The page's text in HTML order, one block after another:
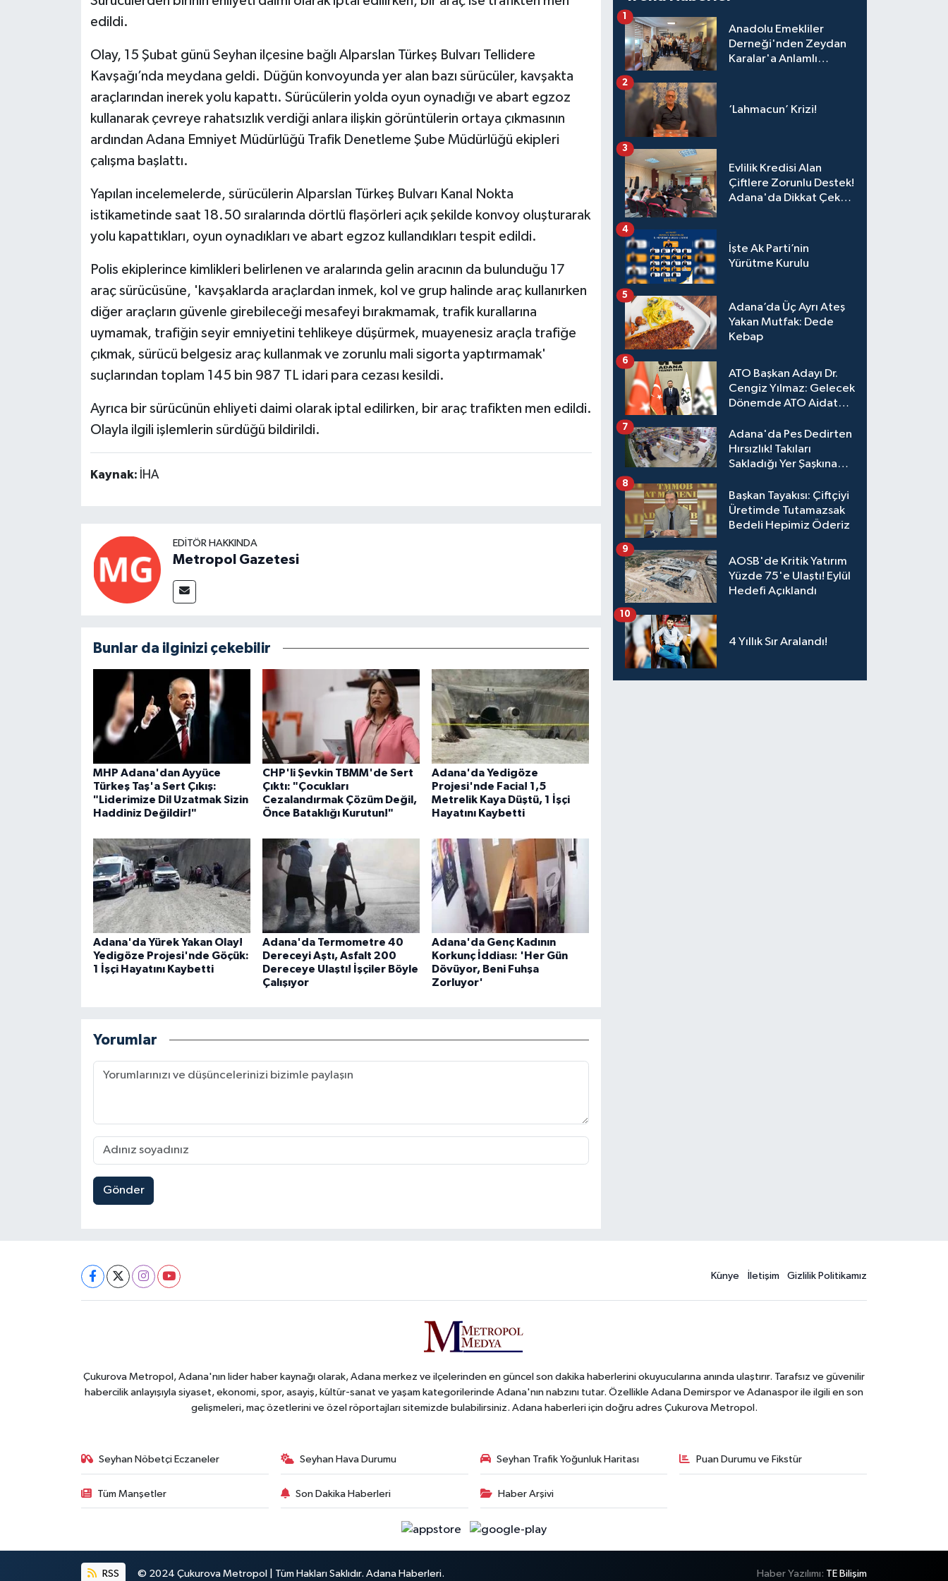
edildi.
Olay, 15 Şubat günü Seyhan ilçesine bağlı Alparslan Türkeş Bulvarı Tellidere
Kavşağı’nda meydana geldi. Düğün konvoyunda yer alan bazı sürücüler, kavşakta
araçlarından inerek yolu kapattı. Sürücülerin yolda oyun oynadığı ve abart egzoz
kullanarak çevreye rahatsızlık verdiği anlara ilişkin görüntülerin ortaya çıkmasının
ardından Adana Emniyet Müdürlüğü Trafik Denetleme Şube Müdürlüğü ekipleri
çalışma başlattı.
Yapılan incelemelerde, sürücülerin Alparslan Türkeş Bulvarı Kanal Nokta
istikametinde saat 18.50 sıralarında dörtlü flaşörleri açık şekilde konvoy oluşturarak
yolu kapattıkları, oyun oynadıkları ve abart egzoz kullandıkları tespit edildi.
Polis ekiplerince kimlikleri belirlenen ve aralarında gelin aracının da bulunduğu 17
araç sürücüsüne, 'kavşaklarda araçlardan inmek, kol ve grup halinde araç kullanırken
diğer araçların güvenle girebileceği mesafeyi bırakmamak, trafik kurallarına
uymamak, trafiğin seyir emniyetini tehlikeye düşürmek, muayenesiz araçla trafiğe
çıkmak, sürücü belgesiz araç kullanmak ve zorunlu mali sigorta yaptırmamak'
suçlarından toplam 145 bin 987 TL idari para cezası kesildi.
Ayrıca bir sürücünün ehliyeti daimi olarak iptal edilirken, bir araç trafikten men edildi.
Olayla ilgili işlemlerin sürdüğü bildirildi.
Kaynak: İHA
EDITÖR HAKKINDA
Metropol Gazetesi
Bunlar da ilginizi çekebilir
MHP Adana'dan Ayyüce
Türkeş Taş'a Sert Çıkış:
"Liderimize Dil Uzatmak Sizin
Haddiniz Değildir!"
CHP'li Şevkin TBMM'de Sert
Çıktı: "Çocukları
Cezalandırmak Çözüm Değil,
Önce Bataklığı Kurutun!"
Adana'da Yedigöze
Projesi'nde Facia! 1,5
Metrelik Kaya Düştü, 1 İşçi
Hayatını Kaybetti
Adana'da Yürek Yakan Olay!
Yedigöze Projesi'nde Göçük:
1 İşçi Hayatını Kaybetti
Adana'da Termometre 40
Dereceyi Aştı, Asfalt 200
Dereceye Ulaştı! İşçiler Böyle
Çalışıyor
Adana'da Genç Kadının
Korkunç İddiası: 'Her Gün
Dövüyor, Beni Fuhşa
Zorluyor'
Yorumlar
Gönder
Anadolu Emekliler
Derneği'nden Zeydan
Karalar'a Anlamlı
1
‘Lahmacun’ Krizi!
2
Evlilik Kredisi Alan
Çiftlere Zorunlu Destek!
Adana'da Dikkat Çeken
3
İşte Ak Parti’nin
Yürütme Kurulu
4
Adana’da Üç Ayrı Ateş
Yakan Mutfak: Dede
Kebap
5
ATO Başkan Adayı Dr.
Cengiz Yılmaz: Gelecek
Dönemde ATO Aidat
Üyelerimize Ve
Adana'ya Yatırılacak
6
Adana'da Pes Dedirten
Hırsızlık! Takıları
Sakladığı Yer Şaşkına
7
Başkan Tayakısı: Çiftçiyi
Üretimde Tutamazsak
Bedeli Hepimiz Öderiz
8
AOSB'de Kritik Yatırım
Yüzde 75'e Ulaştı! Eylül
Hedefi Açıklandı
9
4 Yıllık Sır Aralandı!
10
Künye İletişim Gizlilik Politikamız
Çukurova Metropol, Adana'nın lider haber kaynağı olarak, Adana merkez ve ilçelerinden en güncel son dakika haberlerini okuyucularına anında ulaştırır. Tarafsız ve güvenilir
habercilik anlayışıyla siyaset, ekonomi, spor, asayiş, kültür-sanat ve yaşam kategorilerinde Adana'nın nabzını tutar. Özellikle Adana Demirspor ve Adanaspor ile ilgili en son
gelişmeleri, maç özetlerini ve özel röportajları sitemizde bulabilirsiniz. Adana haberleri için doğru adres Çukurova Metropol.
Seyhan Nöbetçi Eczaneler Seyhan Hava Durumu Seyhan Trafik Yoğunluk Haritası Puan Durumu ve Fikstür
Tüm Manşetler Son Dakika Haberleri Haber Arşivi
RSS © 2024 Çukurova Metropol | Tüm Hakları Saklıdır. Adana Haberleri. Haber Yazılımı: TE Bilişim